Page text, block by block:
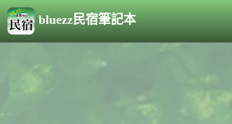
bluezz民宿筆記本